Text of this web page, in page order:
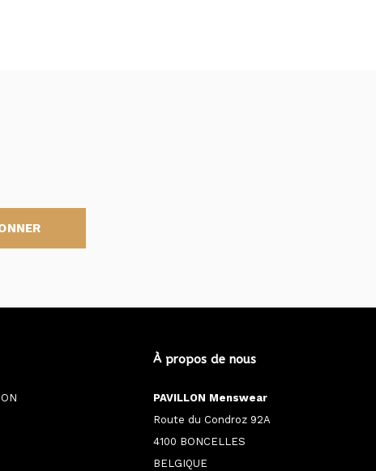
À propos de nous
PAVILLON Menswear
Route du Condroz 92A
4100 BONCELLES
BELGIQUE